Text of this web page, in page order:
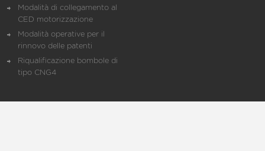
Modalità di collegamento al
CED motorizzazione
Modalità operative per il
rinnovo delle patenti
Riqualificazione bombole di
tipo CNG4